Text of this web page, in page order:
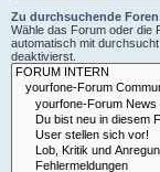
Zu durchsuchende
Wähle das Forum oder die
automatisch mit
deaktivierst.